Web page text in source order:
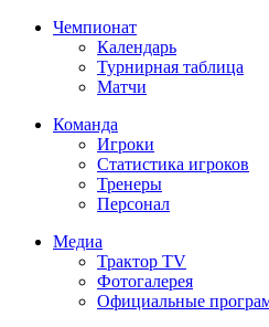
Чемпионат
Календарь
Турнирная таблица
Матчи
Команда
Игроки
Статистика игроков
Тренеры
Персонал
Медиа
Трактор TV
Фотогалерея
Официальные